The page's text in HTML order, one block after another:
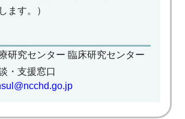
ます。）
研究センター 臨床研究センター
・支援窓口